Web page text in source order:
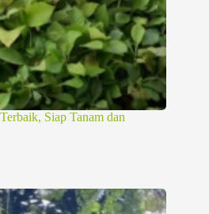
Siap Tanam dan